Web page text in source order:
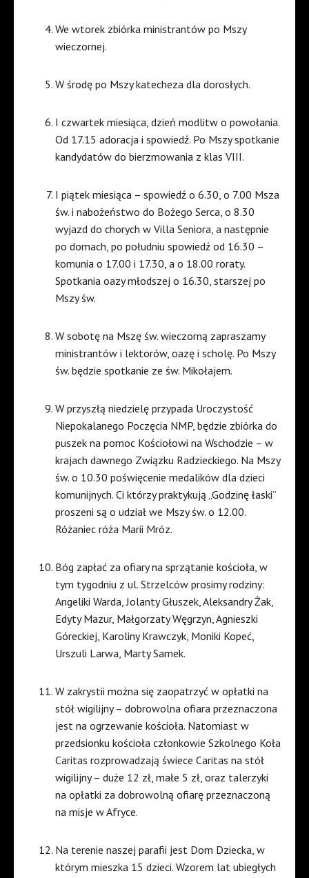
We wtorek zbiórka ministrantów po Mszy
wieczornej.
W środę po Mszy katecheza dla dorosłych.
I czwartek miesiąca, dzień modlitw o powołania.
Od 17.15 adoracja i spowiedź. Po Mszy spotkanie
kandydatów do bierzmowania z klas VIII.
I piątek miesiąca – spowiedź o 6.30, o 7.00 Msza
św. i nabożeństwo do Bożego Serca, o 8.30
wyjazd do chorych w Villa Seniora, a następnie
po domach, po południu spowiedź od 16.30 –
komunia o 17.00 i 17.30, a o 18.00 roraty.
Spotkania oazy młodszej o 16.30, starszej po
Mszy św.
W sobotę na Mszę św. wieczorną zapraszamy
ministrantów i lektorów, oazę i scholę. Po Mszy
św. będzie spotkanie ze św. Mikołajem.
W przyszłą niedzielę przypada Uroczystość
Niepokalanego Poczęcia NMP, będzie zbiórka do
puszek na pomoc Kościołowi na Wschodzie – w
krajach dawnego Związku Radzieckiego. Na Mszy
św. o 10.30 poświęcenie medalików dla dzieci
komunijnych. Ci którzy praktykują „Godzinę łaski”
proszeni są o udział we Mszy św. o 12.00.
Różaniec róża Marii Mróz.
Bóg zapłać za ofiary na sprzątanie kościoła, w
tym tygodniu z ul. Strzelców prosimy rodziny:
Angeliki Warda, Jolanty Głuszek, Aleksandry Żak,
Edyty Mazur, Małgorzaty Węgrzyn, Agnieszki
Góreckiej, Karoliny Krawczyk, Moniki Kopeć,
Urszuli Larwa, Marty Samek.
W zakrystii można się zaopatrzyć w opłatki na
stół wigilijny – dobrowolna ofiara przeznaczona
jest na ogrzewanie kościoła. Natomiast w
przedsionku kościoła członkowie Szkolnego Koła
Caritas rozprowadzają świece Caritas na stół
wigilijny – duże 12 zł, małe 5 zł, oraz talerzyki
na opłatki za dobrowolną ofiarę przeznaczoną
na misje w Afryce.
Na terenie naszej parafii jest Dom Dziecka, w
którym mieszka 15 dzieci. Wzorem lat ubiegłych